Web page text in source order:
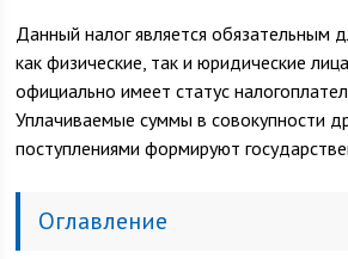
Данный налог является обязательным
как физические, так и юридические
официально имеет статус
Уплачиваемые суммы в совокупности
поступлениями формируют
Оглавление